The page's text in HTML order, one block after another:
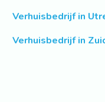
Verhuisbedrijf in
Verhuisbedrijf in